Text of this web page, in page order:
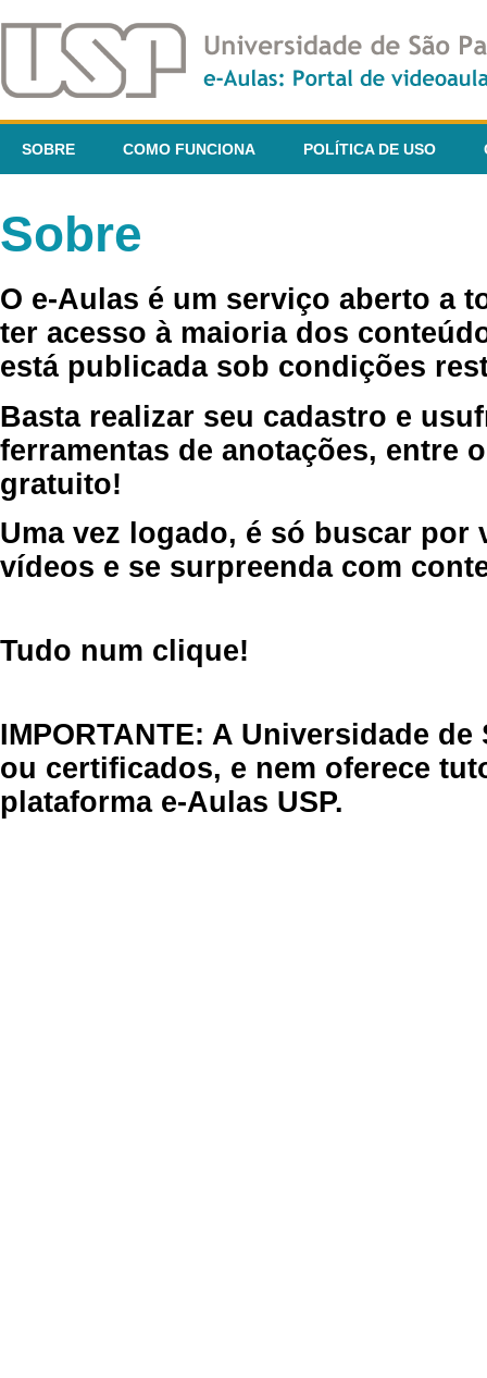
SOBRE COMO FUNCIONA POLÍTICA DE USO
Sobre
O e-Aulas é um serviço aberto a
ter acesso à maioria dos
está publicada sob condições
Basta realizar seu cadastro e
ferramentas de anotações, entre
gratuito!
Uma vez logado, é só buscar por
vídeos e se surpreenda com
Tudo num clique!
IMPORTANTE: A Universidade
ou certificados, e nem oferece
plataforma e-Aulas USP.